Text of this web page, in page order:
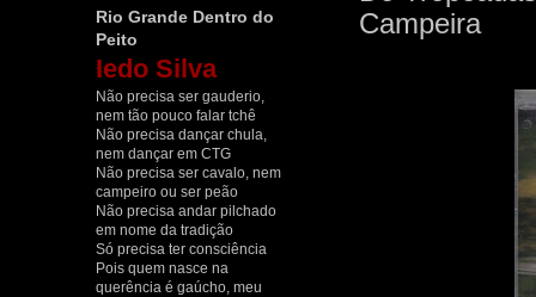
Campeira
Rio Grande Dentro do
Peito
Iedo Silva
Não precisa ser gauderio,
nem tão pouco falar tchê
Não precisa dançar chula,
nem dançar em CTG
Não precisa ser cavalo, nem
campeiro ou ser peão
Não precisa andar pilchado
em nome da tradição
Só precisa ter consciência
Pois quem nasce na
querência é gaúcho, meu